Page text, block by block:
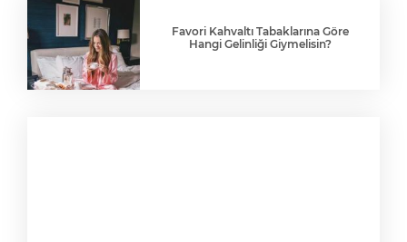
Favori Kahvaltı Tabaklarına Göre
Hangi Gelinliği Giymelisin?